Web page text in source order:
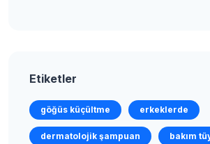
Etiketler
göğüs küçültme erkeklerde
dermatolojik şampuan bakım